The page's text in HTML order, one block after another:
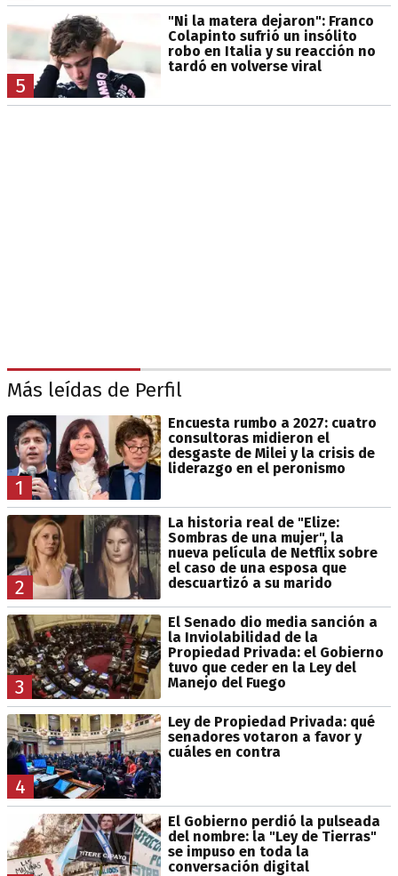
5
"Ni la matera dejaron": Franco
Colapinto sufrió un insólito
robo en Italia y su reacción no
tardó en volverse viral
Más leídas de Perfil
1
Encuesta rumbo a 2027: cuatro
consultoras midieron el
desgaste de Milei y la crisis de
liderazgo en el peronismo
2
La historia real de "Elize:
Sombras de una mujer", la
nueva película de Netflix sobre
el caso de una esposa que
descuartizó a su marido
3
El Senado dio media sanción a
la Inviolabilidad de la
Propiedad Privada: el Gobierno
tuvo que ceder en la Ley del
Manejo del Fuego
4
Ley de Propiedad Privada: qué
senadores votaron a favor y
cuáles en contra
El Gobierno perdió la pulseada
del nombre: la "Ley de Tierras"
se impuso en toda la
conversación digital